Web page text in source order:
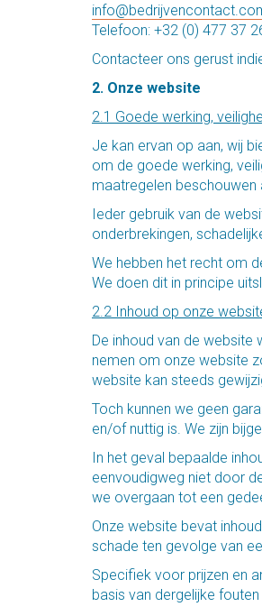
Telefoon: +32 (0) 477 37
Contacteer ons gerust
2. Onze website
2.1 Goede werking,
Je kan ervan op aan, wij
om de goede werking,
maatregelen beschouwen
Ieder gebruik van de
onderbrekingen,
We hebben het recht om
We doen dit in principe
2.2 Inhoud op onze
De inhoud van de
nemen om onze website
website kan steeds
Toch kunnen we geen
en/of nuttig is. We zijn
In het geval bepaalde
eenvoudigweg niet door
we overgaan tot een
Onze website bevat
schade ten gevolge van
Specifiek voor prijzen en
basis van dergelijke